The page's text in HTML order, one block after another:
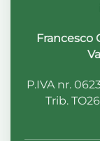
Francesco
P.IVA nr.
Trib.